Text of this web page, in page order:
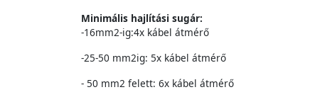
Minimális hajlítási sugár:
-16mm2-ig:4x kábel átmérő
-25-50 mm2ig: 5x kábel átmérő
- 50 mm2 felett: 6x kábel átmérő